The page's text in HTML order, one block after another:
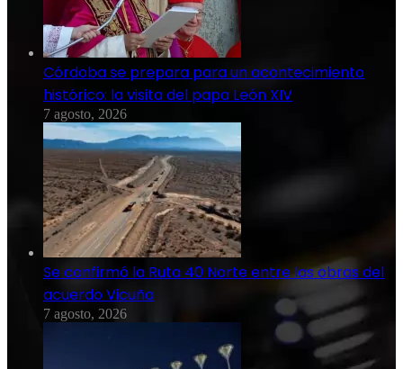
Córdoba se prepara para un acontecimiento
histórico: la visita del papa León XIV
7 agosto, 2026
Se confirmó la Ruta 40 Norte entre las obras del
acuerdo Vicuña
7 agosto, 2026